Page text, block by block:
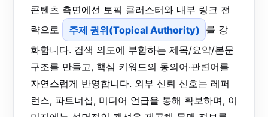
콘텐츠 측면에선 토픽 클러스터와 내부 링크 전
략으로
주제 권위(Topical Authority) 를 강
화합니다. 검색 의도에 부합하는 제목/요약/본문
구조를 만들고, 핵심 키워드의 동의어·관련어를
자연스럽게 반영합니다. 외부 신뢰 신호는 레퍼
런스, 파트너십, 미디어 언급을 통해 확보하며, 이